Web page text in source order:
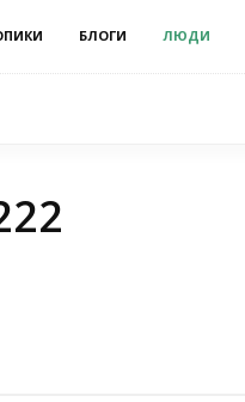
БЛОГИ ЛЮДИ